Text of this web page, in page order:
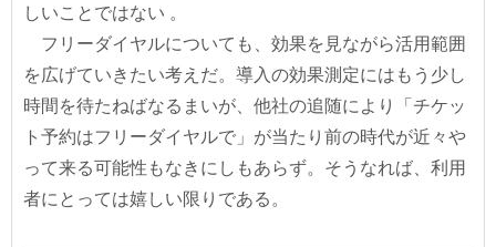
しいことではない 。
フリーダイヤルについても、効果を見ながら活用範囲
を広げていきたい考えだ。導入の効果測定にはもう少し
時間を待たねばなるまいが、他社の追随により「チケッ
ト予約はフリーダイヤルで」が当たり前の時代が近々や
って来る可能性もなきにしもあらず。そうなれば、利用
者にとっては嬉しい限りである。